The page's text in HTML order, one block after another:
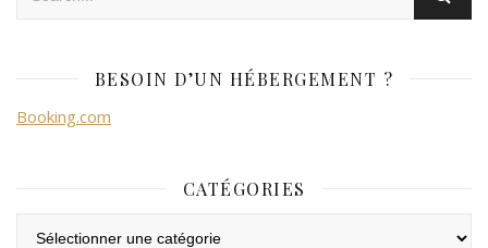
BESOIN D’UN HÉBERGEMENT ?
Booking.com
CATÉGORIES